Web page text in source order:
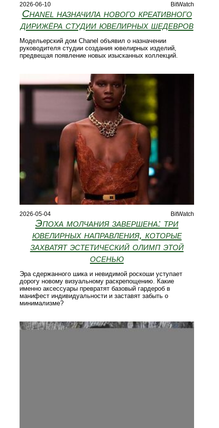
2026-06-10 BitWatch
Chanel назначила нового креативного
дирижёра студии ювелирных шедевров
Модельерский дом Chanel объявил о назначении
руководителя студии создания ювелирных изделий,
предвещая появление новых изысканных коллекций.
2026-05-04 BitWatch
Эпоха молчания завершена: три
ювелирных направления, которые
захватят эстетический олимп этой
осенью
Эра сдержанного шика и невидимой роскоши уступает
дорогу новому визуальному раскрепощению. Какие
именно аксессуары превратят базовый гардероб в
манифест индивидуальности и заставят забыть о
минимализме?